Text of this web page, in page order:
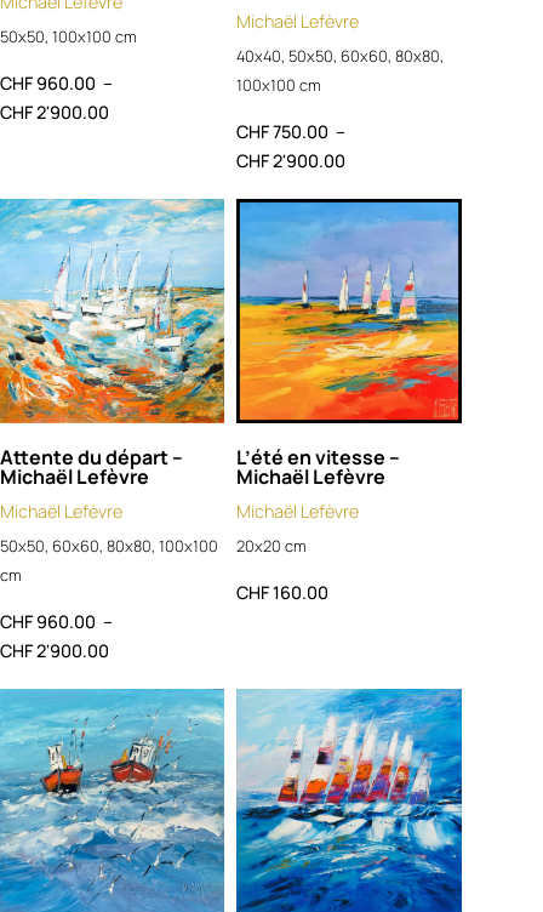
50x50, 100x100 cm
CHF 960.00 –
CHF2'900.00
Michaël Lefèvre
40x40, 50x50, 60x60, 80x80,
100x100 cm
CHF750.00 –
CHF2'900.00
Attente du départ –
Michaël Lefèvre
Michaël Lefèvre
50x50, 60x60, 80x80, 100x100
cm
CHF 960.00 –
CHF2'900.00
L’été en vitesse –
Michaël Lefèvre
Michaël Lefèvre
20x20 cm
CHF160.00